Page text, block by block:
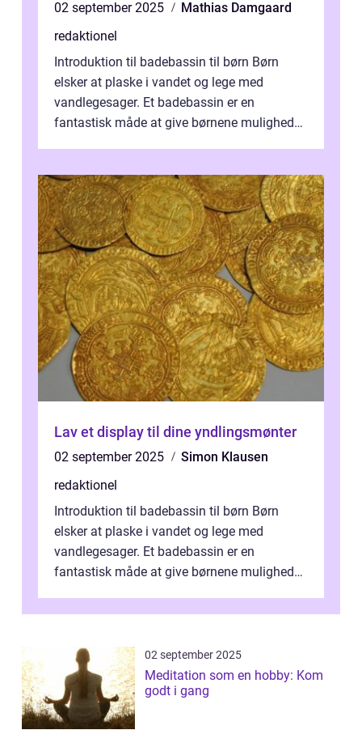
02 september 2025
Mathias Damgaard
redaktionel
Introduktion til badebassin til børn Børn
elsker at plaske i vandet og lege med
vandlegesager. Et badebassin er en
fantastisk måde at give børnene mulighed
Lav et display til dine yndlingsmønter
02 september 2025
Simon Klausen
redaktionel
Introduktion til badebassin til børn Børn
elsker at plaske i vandet og lege med
vandlegesager. Et badebassin er en
fantastisk måde at give børnene mulighed
me...
02 september 2025
Meditation som en hobby: Kom
godt i gang